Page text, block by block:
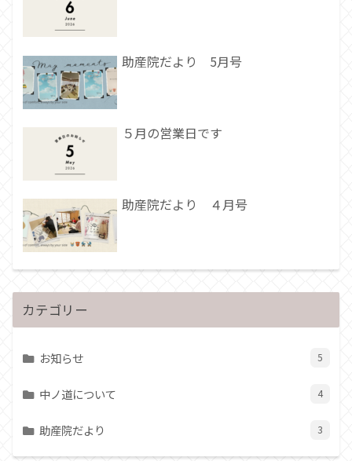
助産院だより 5月号
５月の営業日です
助産院だより ４月号
カテゴリー
お知らせ 5
中ノ道について 4
助産院だより 3